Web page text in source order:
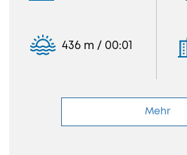
436 m / 00:01
Mehr